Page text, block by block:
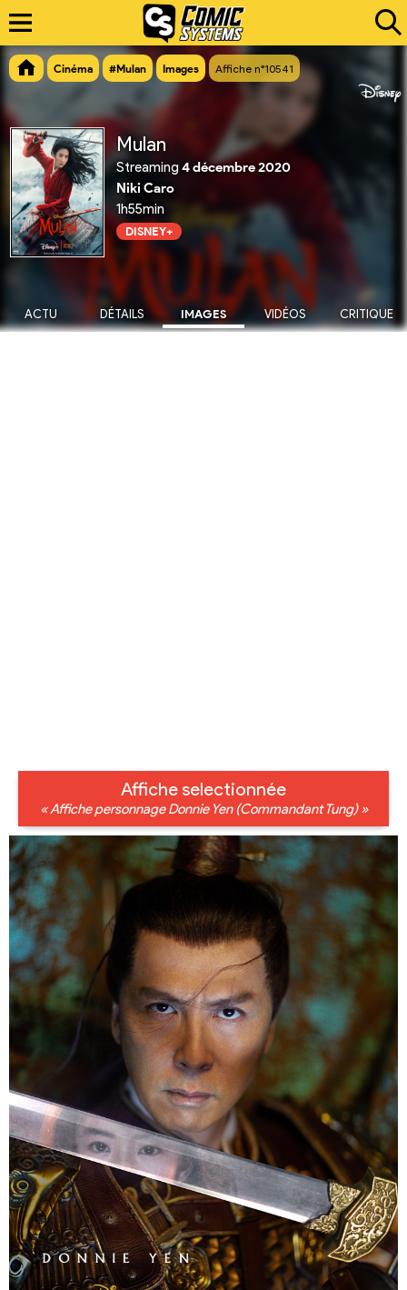
Cinéma #Mulan Images Affiche n°10541
Mulan
Streaming 4 décembre 2020
Niki Caro
1h55min
DISNEY+
ACTU DÉTAILS IMAGES VIDÉOS CRITIQUE
Affiche selectionnée
« Affiche personnage Donnie Yen (Commandant Tung) »